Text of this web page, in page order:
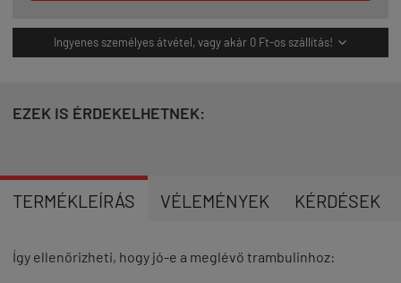
Ingyenes személyes átvétel, vagy akár 0 Ft-os szállítás! 
EZEK IS ÉRDEKELHETNEK:
TERMÉKLEÍRÁS VÉLEMÉNYEK KÉRDÉSEK
Így ellenőrizheti, hogy jó-e a meglévő trambulinhoz: